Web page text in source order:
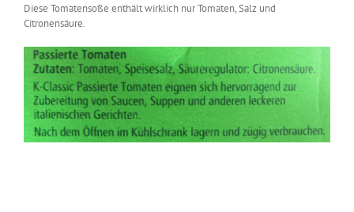
Diese Tomatensoße enthält wirklich nur Tomaten, Salz und
Citronensäure.